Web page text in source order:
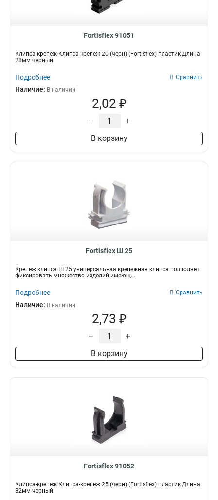
Fortisflex 91051
Клипса-крепеж Клипса-крепеж 20 (черн) (Fortisflex) пластик Длина
28мм черный
Подробнее Сравнить
Наличие: В наличии
2,02 ₽
– +
В корзину
Fortisflex Ш 25
Крепеж клипса Ш 25 универсальная крепежная клипса позволяет
фиксировать множество изделий имеющ...
Подробнее Сравнить
Наличие: В наличии
2,73 ₽
– +
В корзину
Fortisflex 91052
Клипса-крепеж Клипса-крепеж 25 (черн) (Fortisflex) пластик Длина
32мм черный